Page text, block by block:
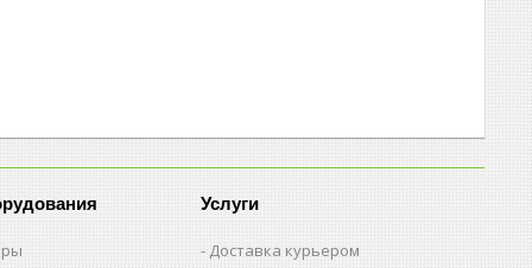
Услуги
Доставка курьером